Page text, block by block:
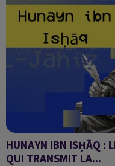
HUNAYN IBN ISḤĀQ :
QUI TRANSMIT LA...